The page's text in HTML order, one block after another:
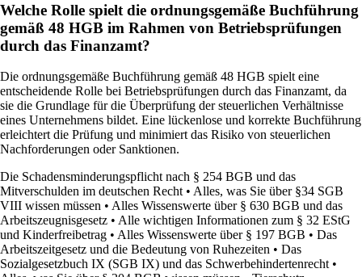
Welche Rolle spielt die ordnungsgemäße Buchführung
gemäß 48 HGB im Rahmen von Betriebsprüfungen
durch das Finanzamt?
Die ordnungsgemäße Buchführung gemäß 48 HGB spielt eine
entscheidende Rolle bei Betriebsprüfungen durch das Finanzamt, da
sie die Grundlage für die Überprüfung der steuerlichen Verhältnisse
eines Unternehmens bildet. Eine lückenlose und korrekte Buchführung
erleichtert die Prüfung und minimiert das Risiko von steuerlichen
Nachforderungen oder Sanktionen.
Die Schadensminderungspflicht nach § 254 BGB und das
Mitverschulden im deutschen Recht • Alles, was Sie über §34 SGB
VIII wissen müssen • Alles Wissenswerte über § 630 BGB und das
Arbeitszeugnisgesetz • Alle wichtigen Informationen zum § 32 EStG
und Kinderfreibetrag • Alles Wissenswerte über § 197 BGB • Das
Arbeitszeitgesetz und die Bedeutung von Ruhezeiten • Das
Sozialgesetzbuch IX (SGB IX) und das Schwerbehindertenrecht •